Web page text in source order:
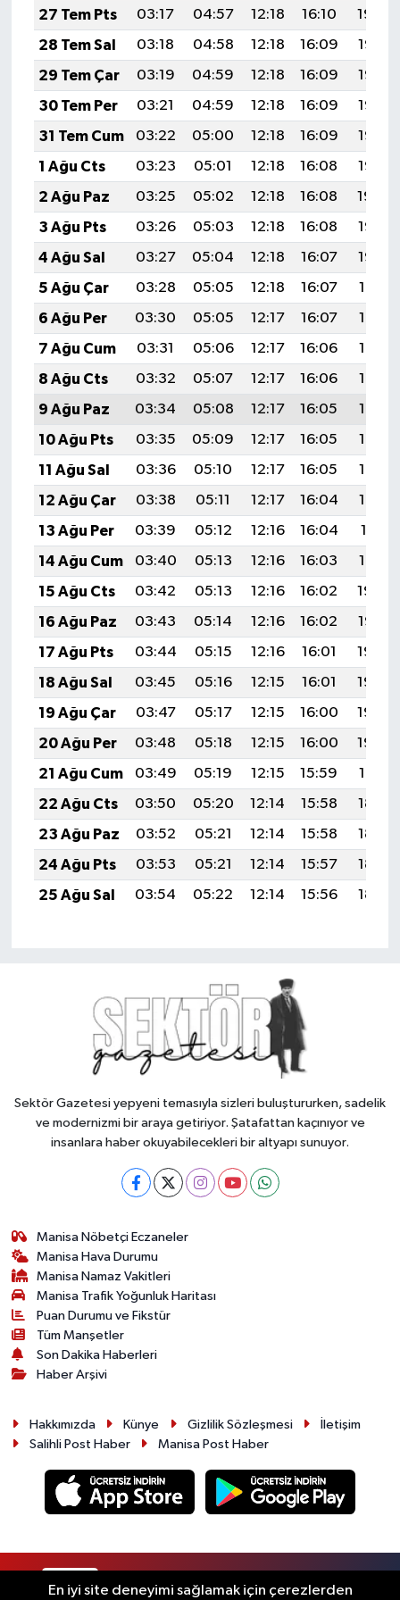
27 Tem Pts
03:17 04:57 12:18 16:10
19:29
28 Tem Sal
03:18 04:58 12:18 16:09
19:28
29 Tem Çar
03:19 04:59 12:18 16:09
19:27
30 Tem Per
03:21 04:59 12:18 16:09
19:27
31 Tem Cum
03:22 05:00 12:18 16:09
19:26
1 Ağu Cts
03:23 05:01 12:18 16:08
19:25
2 Ağu Paz
03:25 05:02 12:18 16:08
19:24
3 Ağu Pts
03:26 05:03 12:18 16:08
19:23
4 Ağu Sal
03:27 05:04 12:18 16:07
19:22
5 Ağu Çar
03:28 05:05 12:18 16:07
19:21
6 Ağu Per
03:30 05:05 12:17 16:07
19:19
7 Ağu Cum
03:31 05:06 12:17 16:06
19:18
8 Ağu Cts
03:32 05:07 12:17 16:06
19:17
9 Ağu Paz
03:34 05:08 12:17 16:05
19:16
10 Ağu Pts
03:35 05:09 12:17 16:05
19:15
11 Ağu Sal
03:36 05:10 12:17 16:05
19:14
12 Ağu Çar
03:38 05:11 12:17 16:04
19:12
13 Ağu Per
03:39 05:12 12:16 16:04
19:11
14 Ağu Cum
03:40 05:13 12:16 16:03
19:10
15 Ağu Cts
03:42 05:13 12:16 16:02
19:09
16 Ağu Paz
03:43 05:14 12:16 16:02
19:07
17 Ağu Pts
03:44 05:15 12:16 16:01
19:06
18 Ağu Sal
03:45 05:16 12:15 16:01
19:05
19 Ağu Çar
03:47 05:17 12:15 16:00
19:03
20 Ağu Per
03:48 05:18 12:15 16:00
19:02
21 Ağu Cum
03:49 05:19 12:15 15:59
19:01
22 Ağu Cts
03:50 05:20 12:14 15:58
18:59
23 Ağu Paz
03:52 05:21 12:14 15:58
18:58
24 Ağu Pts
03:53 05:21 12:14 15:57
18:57
25 Ağu Sal
03:54 05:22 12:14 15:56 18:55
Sektör Gazetesi yepyeni temasıyla sizleri buluştururken, sadelik
ve modernizmi bir araya getiriyor. Şatafattan kaçınıyor ve
insanlara haber okuyabilecekleri bir altyapı sunuyor.
Manisa Nöbetçi Eczaneler
Manisa Hava Durumu
Manisa Namaz Vakitleri
Manisa Trafik Yoğunluk Haritası
Puan Durumu ve Fikstür
Tüm Manşetler
Son Dakika Haberleri
Haber Arşivi
Hakkımızda Künye Gizlilik Sözleşmesi
İletişim
Salihli Post Haber
Manisa Post Haber
En iyi site deneyimi sağlamak için çerezlerden